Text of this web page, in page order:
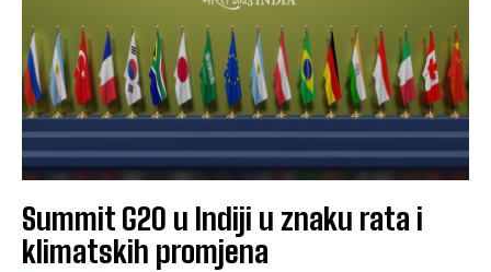
Summit G20 u Indiji u znaku rata i
klimatskih promjena